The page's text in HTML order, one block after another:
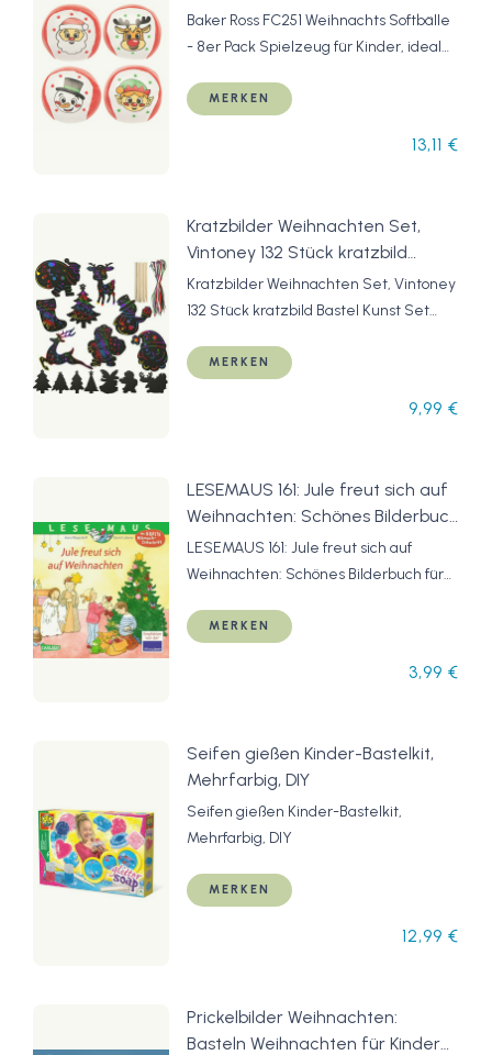
für Kinder, ideal für Partytaschen
und kleine Geschenke für Kinder
Baker Ross FC251 Weihnachts Softbälle
- 8er Pack Spielzeug für Kinder, ideal
für Kinder oder zu Nikolaus
MERKEN
13,11 €
Kratzbilder Weihnachten Set,
Vintoney 132 Stück kratzbild
Bastel Kunst Set lesezeichen für
Weihnachtsdekoration
Weihnachtsbaum für kinder
jungen erwachsene
Kratzbilder Weihnachten Set, Vintoney
132 Stück kratzbild Bastel Kunst Set
Weihnachten Anhänger
MERKEN
9,99 €
LESEMAUS 161: Jule freut sich auf
Weihnachten: Schönes Bilderbuch
für die ganze Familie | ideal zum
Vorlesen in der Adventszeit (161)
LESEMAUS 161: Jule freut sich auf
Weihnachten: Schönes Bilderbuch für
in der Adventszeit (161)
MERKEN
3,99 €
Seifen gießen Kinder-Bastelkit,
Mehrfarbig, DIY
Seifen gießen Kinder-Bastelkit,
Mehrfarbig, DIY
MERKEN
12,99 €
Prickelbilder Weihnachten:
Basteln Weihnachten für Kinder